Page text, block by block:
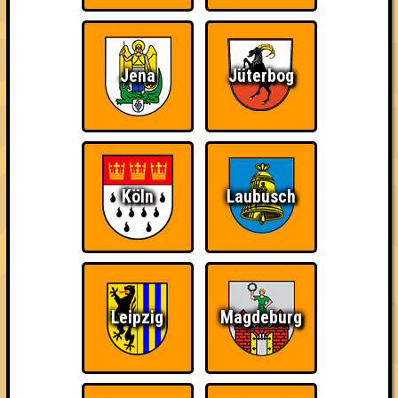
1. One Night in Citybeach
14
15 18 47
2. Grazil auf dem Holzweg
17 15 44
3. Quiz & Dirty
12 14 16 42
Jena Jüterbog
Köln Laubusch
Leipzig Magdeburg